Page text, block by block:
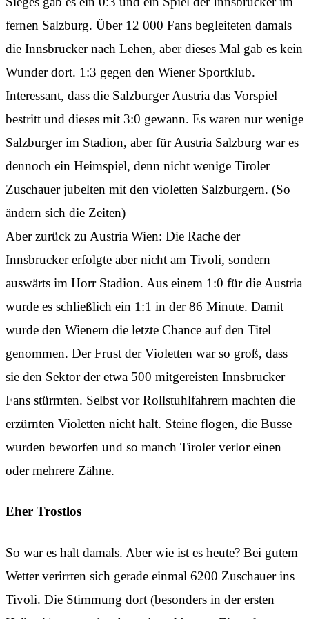
fernen Salzburg. Über 12 000 Fans begleiteten damals
die Innsbrucker nach Lehen, aber dieses Mal gab es kein
Wunder dort. 1:3 gegen den Wiener Sportklub.
Interessant, dass die Salzburger Austria das Vorspiel
bestritt und dieses mit 3:0 gewann. Es waren nur wenige
Salzburger im Stadion, aber für Austria Salzburg war es
dennoch ein Heimspiel, denn nicht wenige Tiroler
Zuschauer jubelten mit den violetten Salzburgern. (So
ändern sich die Zeiten)
Aber zurück zu Austria Wien: Die Rache der
Innsbrucker erfolgte aber nicht am Tivoli, sondern
auswärts im Horr Stadion. Aus einem 1:0 für die Austria
wurde es schließlich ein 1:1 in der 86 Minute. Damit
wurde den Wienern die letzte Chance auf den Titel
genommen. Der Frust der Violetten war so groß, dass
sie den Sektor der etwa 500 mitgereisten Innsbrucker
Fans stürmten. Selbst vor Rollstuhlfahrern machten die
erzürnten Violetten nicht halt. Steine flogen, die Busse
wurden beworfen und so manch Tiroler verlor einen
oder mehrere Zähne.
Eher Trostlos
So war es halt damals. Aber wie ist es heute? Bei gutem
Wetter verirrten sich gerade einmal 6200 Zuschauer ins
Tivoli. Die Stimmung dort (besonders in der ersten